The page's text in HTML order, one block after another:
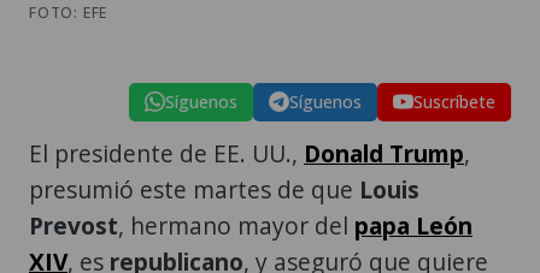
FOTO: EFE
Síguenos Síguenos Suscríbete
El presidente de EE. UU., Donald Trump,
presumió este martes de que Louis
Prevost, hermano mayor del papa León
XIV, es republicano, y aseguró que quiere